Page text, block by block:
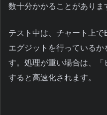
数十分かかることがありま
テスト中は、チャート上で
エグジットを行っているか
す。処理が重い場合は、
すると高速化されます。